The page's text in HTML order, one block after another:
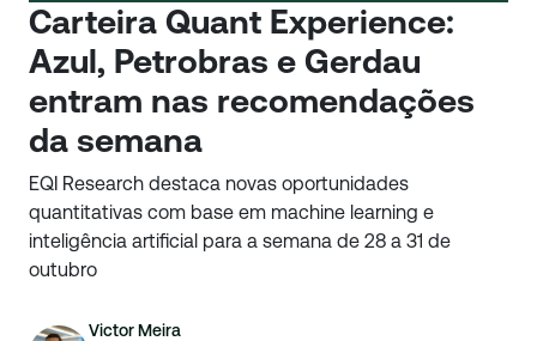
Carteira Quant Experience:
Azul, Petrobras e Gerdau
entram nas recomendações
da semana
EQI Research destaca novas oportunidades
quantitativas com base em machine learning e
inteligência artificial para a semana de 28 a 31 de
outubro
Victor Meira